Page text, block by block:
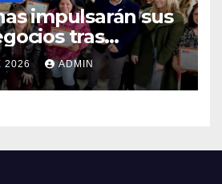
impulsarán sus
tras
junto al FOSIS
2026 ADMIN